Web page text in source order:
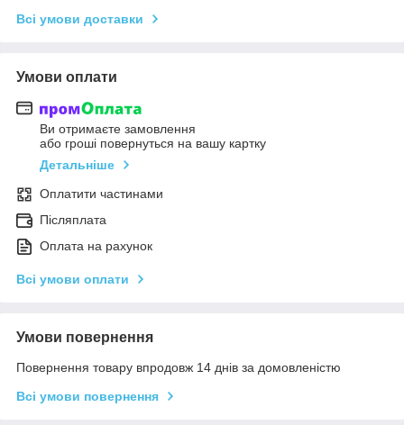
Всі умови доставки
Умови оплати
Ви отримаєте замовлення
або гроші повернуться на вашу картку
Детальніше
Оплатити частинами
Післяплата
Оплата на рахунок
Всі умови оплати
Умови повернення
Повернення товару впродовж 14 днів за домовленістю
Всі умови повернення